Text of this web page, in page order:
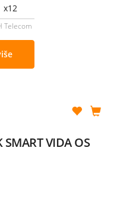
Telecom
SMART VIDA OS